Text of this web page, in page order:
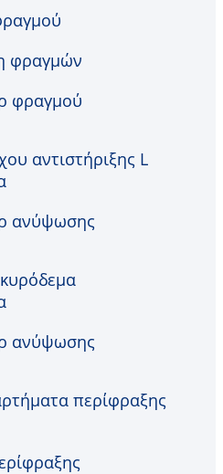
φραγμών
φραγμού
αντιστήριξης L
ανύψωσης
ανύψωσης
περίφραξης